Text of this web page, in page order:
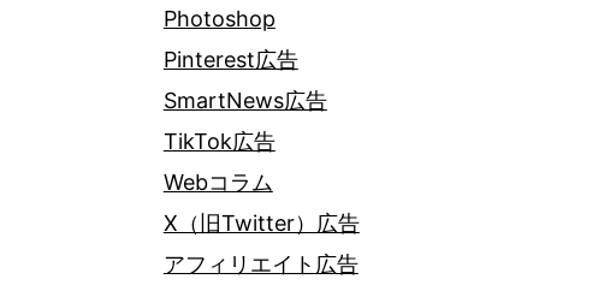
Photoshop
Pinterest広告
SmartNews広告
TikTok広告
Webコラム
X（旧Twitter）広告
アフィリエイト広告